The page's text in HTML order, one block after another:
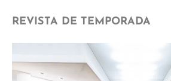
REVISTA DE TEMPORADA